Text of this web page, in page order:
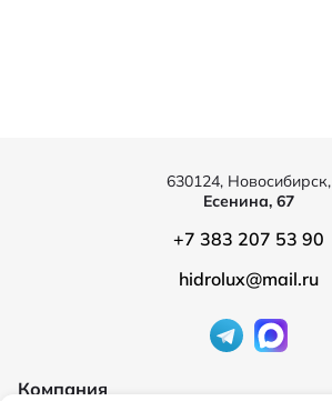
Компания
630124, Новосибирск,
Есенина, 67
+7 383 207 53 90
hidrolux@mail.ru